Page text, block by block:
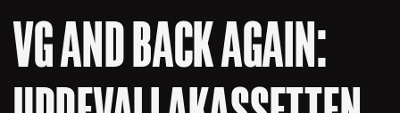
VG AND BACK AGAIN: